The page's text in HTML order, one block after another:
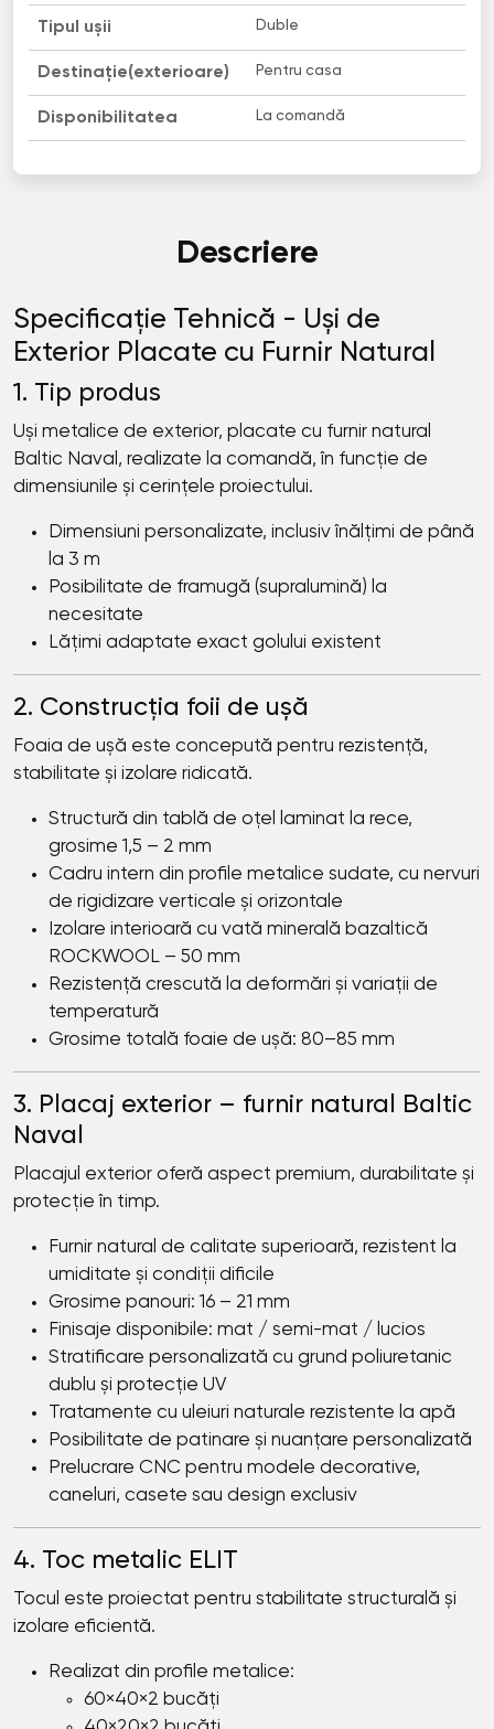
Tipul ușii Duble
Destinație(exterioare) Pentru casa
Disponibilitatea La comandă
Descriere
Specificație Tehnică - Uși de
Exterior Placate cu Furnir Natural
1. Tip produs
Uși metalice de exterior, placate cu furnir natural
Baltic Naval, realizate la comandă, în funcție de
dimensiunile și cerințele proiectului.
Dimensiuni personalizate, inclusiv înălțimi de până
la 3 m
Posibilitate de framugă (supralumină) la
necesitate
Lățimi adaptate exact golului existent
2. Construcția foii de ușă
Foaia de ușă este concepută pentru rezistență,
stabilitate și izolare ridicată.
Structură din tablă de oțel laminat la rece,
grosime 1,5 – 2 mm
Cadru intern din profile metalice sudate, cu nervuri
de rigidizare verticale și orizontale
Izolare interioară cu vată minerală bazaltică
ROCKWOOL – 50 mm
Rezistență crescută la deformări și variații de
temperatură
Grosime totală foaie de ușă: 80–85 mm
3. Placaj exterior – furnir natural Baltic
Naval
Placajul exterior oferă aspect premium, durabilitate și
protecție în timp.
Furnir natural de calitate superioară, rezistent la
umiditate și condiții dificile
Grosime panouri: 16 – 21 mm
Finisaje disponibile: mat / semi-mat / lucios
Stratificare personalizată cu grund poliuretanic
dublu și protecție UV
Tratamente cu uleiuri naturale rezistente la apă
Posibilitate de patinare și nuanțare personalizată
Prelucrare CNC pentru modele decorative,
caneluri, casete sau design exclusiv
4. Toc metalic ELIT
Tocul este proiectat pentru stabilitate structurală și
izolare eficientă.
Realizat din profile metalice:
60×40×2 bucăți